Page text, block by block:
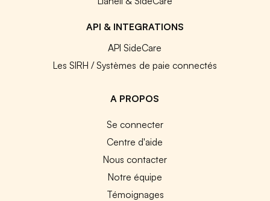
API & INTEGRATIONS
API SideCare
Les SIRH / Systèmes de paie connectés
A PROPOS
Se connecter
Centre d'aide
Nous contacter
Notre équipe
Témoignages